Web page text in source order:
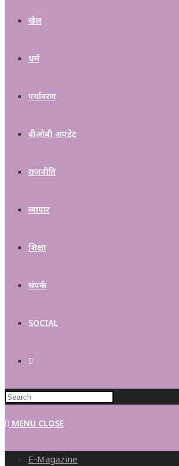
खेल
धर्म
पर्यावरण
वीओबी अपडेट
राजनीति
व्यापार
शिक्षा
संपर्क
SOCIAL
MENU CLOSE
E-Magazine